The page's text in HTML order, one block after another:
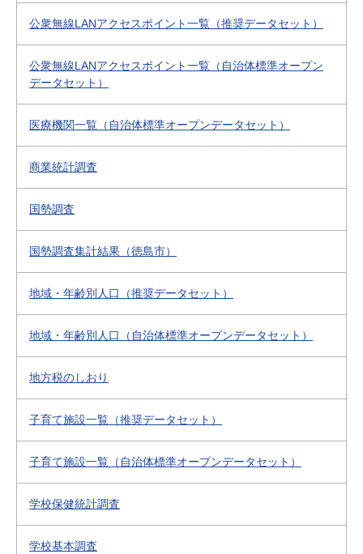
公衆無線LANアクセスポイント一覧（推奨データセット）
公衆無線LANアクセスポイント一覧（自治体標準オープン
データセット）
医療機関一覧（自治体標準オープンデータセット）
商業統計調査
国勢調査
国勢調査集計結果（徳島市）
地域・年齢別人口（推奨データセット）
地域・年齢別人口（自治体標準オープンデータセット）
地方税のしおり
子育て施設一覧（推奨データセット）
子育て施設一覧（自治体標準オープンデータセット）
学校保健統計調査
学校基本調査